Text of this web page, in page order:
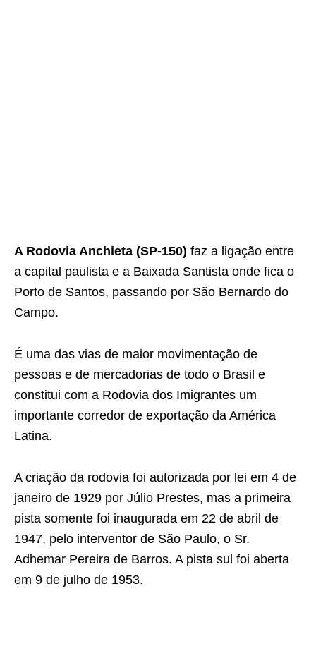
A Rodovia Anchieta (SP-150) faz a ligação entre
a capital paulista e a Baixada Santista onde fica o
Porto de Santos, passando por São Bernardo do
Campo.
É uma das vias de maior movimentação de
pessoas e de mercadorias de todo o Brasil e
constitui com a Rodovia dos Imigrantes um
importante corredor de exportação da América
Latina.
A criação da rodovia foi autorizada por lei em 4 de
janeiro de 1929 por Júlio Prestes, mas a primeira
pista somente foi inaugurada em 22 de abril de
1947, pelo interventor de São Paulo, o Sr.
Adhemar Pereira de Barros. A pista sul foi aberta
em 9 de julho de 1953.